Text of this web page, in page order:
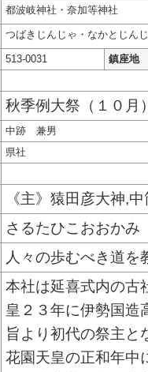
都波岐神社・奈加等神社
つばきじんじゃ・なかとじん
513-0031
鎮座地
秋季例大祭（１０月
中跡 兼男
県社
《主》猿田彦大神,
さるたひこおおか
人々の歩むべき道を
本社は延喜式内の古
皇２３年に伊勢国造
旨より初代の祭主と
花園天皇の正和年中